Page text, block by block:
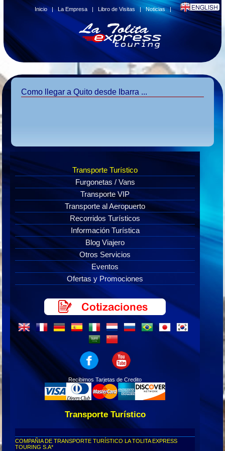
Inicio |La Empresa |Libro de Visitas |Noticias|
Como llegar a Quito desde Ibarra ...
Transporte Turístico
Furgonetas / Vans
Transporte VIP
Transporte al Aeropuerto
Recorridos Turísticos
Información Turística
Blog Viajero
Otros Servicios
Eventos
Ofertas y Promociones
Recibimos Tarjetas de Credito
Transporte Turístico
COMPAÑIA DE TRANSPORTE TURÍSTICO LA TOLITA EXPRESS
TOURING S.A*